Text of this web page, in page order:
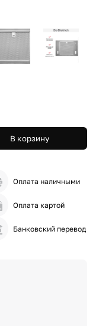
В корзину
Оплата наличными
Оплата картой
Банковский перевод